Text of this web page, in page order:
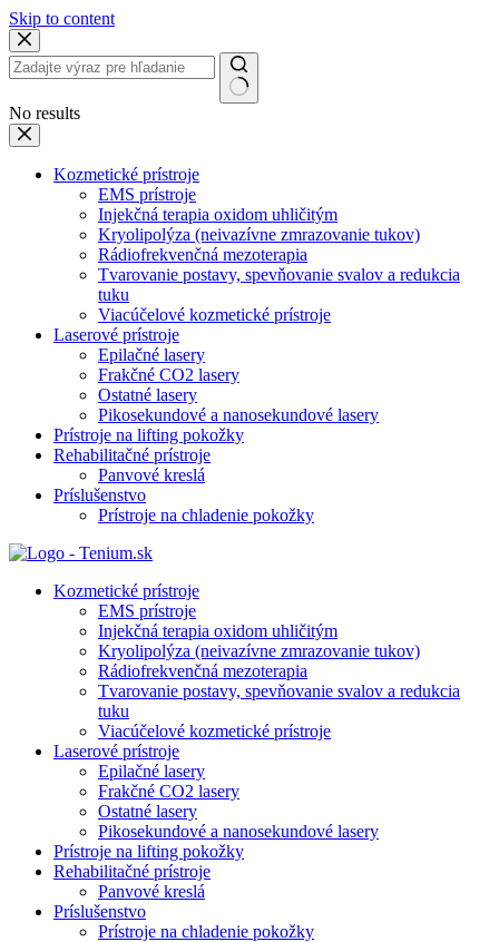
Skip to content
No results
Kozmetické prístroje
EMS prístroje
Injekčná terapia oxidom uhličitým
Kryolipolýza (neivazívne zmrazovanie tukov)
Rádiofrekvenčná mezoterapia
Tvarovanie postavy, spevňovanie svalov a redukcia
tuku
Viacúčelové kozmetické prístroje
Laserové prístroje
Epilačné lasery
Frakčné CO2 lasery
Ostatné lasery
Pikosekundové a nanosekundové lasery
Prístroje na lifting pokožky
Rehabilitačné prístroje
Panvové kreslá
Príslušenstvo
Prístroje na chladenie pokožky
Kozmetické prístroje
EMS prístroje
Injekčná terapia oxidom uhličitým
Kryolipolýza (neivazívne zmrazovanie tukov)
Rádiofrekvenčná mezoterapia
Tvarovanie postavy, spevňovanie svalov a redukcia
tuku
Viacúčelové kozmetické prístroje
Laserové prístroje
Epilačné lasery
Frakčné CO2 lasery
Ostatné lasery
Pikosekundové a nanosekundové lasery
Prístroje na lifting pokožky
Rehabilitačné prístroje
Panvové kreslá
Príslušenstvo
Prístroje na chladenie pokožky